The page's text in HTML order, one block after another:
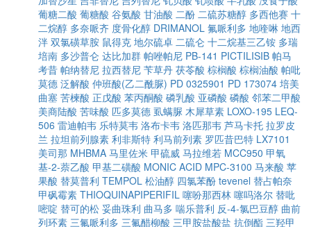
葡糖二酸 葡糖酸 谷氨酸 甘油酸 二酚 二硫苏糖醇 多西他赛 十
二烷醇 多奈哌齐 度骨化醇 DRIMANOL 氟哌利多 地喹啉 地西
泮 双氯磺草胺 鼠得克 地尔硫卓 二硫仑 十二烷基三乙铵 多瑞
培南 多沙普仑 达比加群 帕唑帕尼 PB-141 PICTILISIB 帕马
考昔 帕纳替尼 拉西替尼 苄草丹 茯苓酸 棕榈酸 棕榈油酸 帕吡
莫德 泛解酸 仲班酸(乙二酰脲) PD 0325901 PD 173074 培美
曲塞 苦楝酸 正戊酸 苯丙酮酸 磷乳酸 亚磷酸 磷酸 邻苯二甲酸
美商陆酸 苦味酸 匹多莫德 虱螨脲 木犀草素 LOXO-195 LEQ-
506 雷迪帕韦 乐特莫韦 洛布卡韦 洛匹那韦 芦马卡托 拉罗皮
兰 拉坦前列腺素 利非斯特 利马前列素 罗匹昔巴特 LX7101
美司那 MHBMA 马里佐米 甲硫威 马拉维若 MCC950 甲氧
基-2-萘乙酸 甲基二磺酸 MONIC ACID MPC-3100 马来酸 苹
果酸 替莫普利 TEMPOL 松油醇 四氯苯酚 tevenel 替占帕奈
甲砜霉素 THIOQUINAPIPERIFIL 噻吩那西林 噻吗洛尔 替吡
嘧啶 替可的松 妥曲珠利 曲马多 喘乐普利 反-4-氯巴豆醇 曲前
列环素 三氟哌利多 三氟醋柳酸 三甲胺盐酸盐 抗倒酯 三羟甲